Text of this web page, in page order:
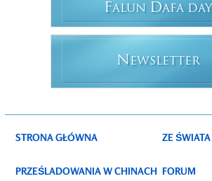
FALUN DAFA DAY
N EWSLETTER
STRONA GŁÓWNA
PRZEŚLADOWANIA W CHINACH
ZE ŚWIATA
FORUM